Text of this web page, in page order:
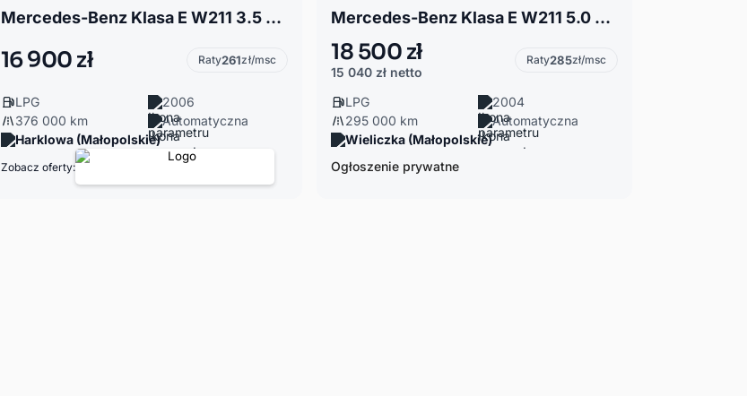
Mercedes-Benz Klasa E W211 3.5 273KM*LPG*4Matic*Airmatic*Distronic*
16 900 zł Raty261zł/msc
LPG
2006
376 000 km
Automatyczna
Harklowa (Małopolskie)
Zobacz oferty:
Mercedes-Benz Klasa E W211 5.0 Mercedes E500 4Matic LPG sprzedam/zamienię
18 500 zł
15 040 zł netto
Raty285zł/msc
LPG
2004
295 000 km
Automatyczna
Wieliczka (Małopolskie)
Ogłoszenie prywatne